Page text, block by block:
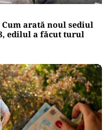
Cum arată noul sediul
edilul a făcut turul